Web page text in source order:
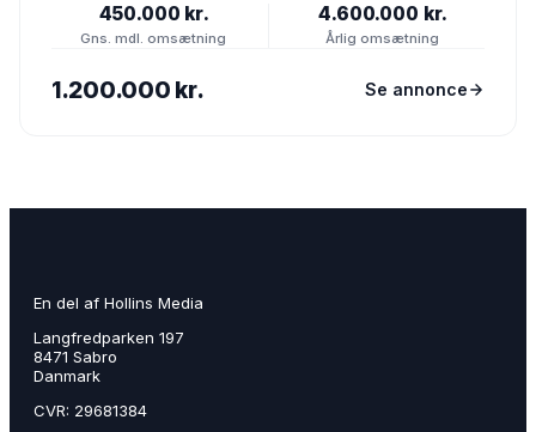
450.000 kr.
Gns. mdl. omsætning
4.600.000 kr.
Årlig omsætning
1.200.000 kr. Se annonce
En del af Hollins Media
Langfredparken 197
8471 Sabro
Danmark
CVR: 29681384